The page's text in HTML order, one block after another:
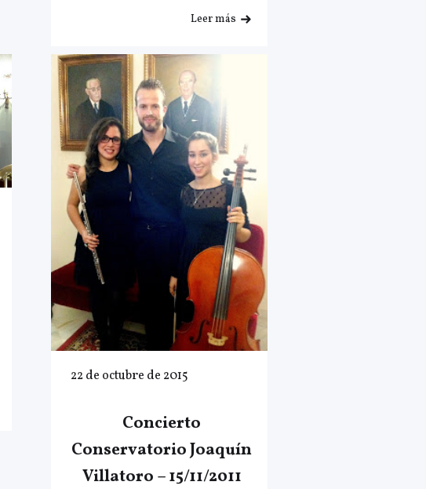
Leer más
22 de octubre de 2015
Concierto
Conservatorio Joaquín
Villatoro – 15/11/2011